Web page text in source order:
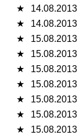
★
14.08.2013
★
14.08.2013
★
15.08.2013
★
15.08.2013
★
15.08.2013
★
15.08.2013
★
15.08.2013
★
15.08.2013
★
15.08.2013